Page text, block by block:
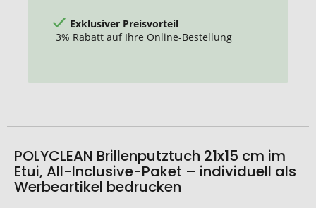
Exklusiver Preisvorteil
3% Rabatt auf Ihre Online-Bestellung
POLYCLEAN Brillenputztuch 21x15 cm im
Etui, All-Inclusive-Paket – individuell als
Werbeartikel bedrucken